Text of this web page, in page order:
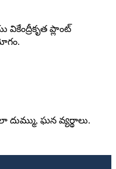
వికేంద్రీకృత ప్లాంట్
ఘన వ్యర్థాలు.